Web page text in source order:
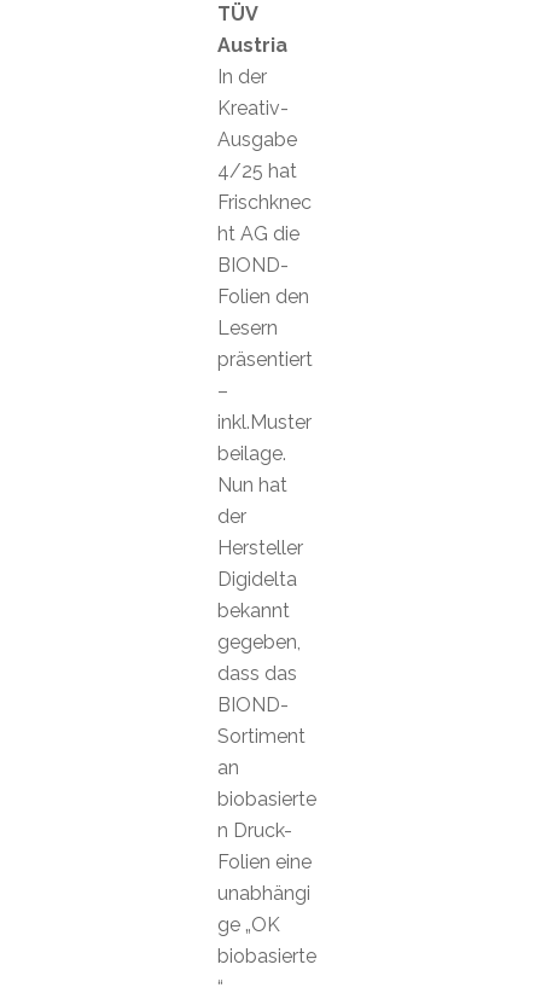
TÜV
Austria
In der
Kreativ-
Ausgabe
4/25 hat
Frischknec
ht AG die
BIOND-
Folien den
Lesern
präsentiert
–
inkl.Muster
beilage.
Nun hat
der
Hersteller
Digidelta
bekannt
gegeben,
dass das
BIOND-
Sortiment
an
biobasierte
n Druck-
Folien eine
unabhängi
ge „OK
biobasierte
“